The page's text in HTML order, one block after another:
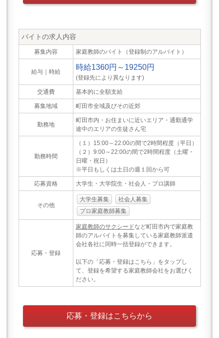
バイトの求人内容
募集内容 家庭教師のバイト（登録制のアルバイト）
給与｜時給
時給1360円～19250円
(登録先により異なります)
交通費 基本的に全額支給
募集地域 町田市全域及びその近郊
勤務地
町田市内・お住まいに近いエリア・通勤通学
途中のエリアの生徒さん宅
勤務時間
（１）15:00～22:00の間で2時間程度（平日）
（２）9:00～22:00の間で2時間程度（土曜・
日曜・祝日）
※平日もしくは土日の週１回から可
応募資格 大学生・大学院生・社会人・プロ講師
その他
大学生募集
社会人募集
プロ家庭教師募集
応募・登録
家庭教師のサクシードなど町田市内で家庭教
師のアルバイトを募集している家庭教師派遣
会社各社に同時一括登録ができます。
以下の「応募・登録はこちら」をタップし
て、登録を希望する家庭教師会社をお選びく
ださい。
応募・登録はこちらから